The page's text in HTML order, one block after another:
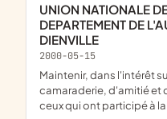
UNION NATIONALE DES COMBATTANTS DU
DEPARTEMENT DE
DIENVILLE
2000-05-15
Maintenir, dans l'intérêt supérieur du pays, les liens de
camaraderie, d'amitié et
ceux qui ont participé à